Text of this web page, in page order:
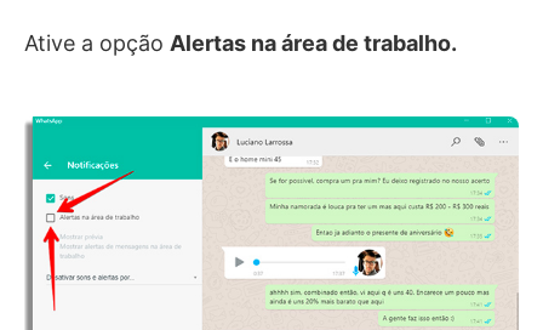
Ative a opção Alertas na área de trabalho.